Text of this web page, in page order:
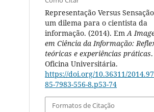
Representação Versus
um dilema para o cientista da
informação. (2014). EmA
em Ciência da Informação:
teóricas e experiências práticas.
Oficina Universitária.
https://doi.org/10.36311/
85-7983-556-8.p53-74
Formatos de Citação